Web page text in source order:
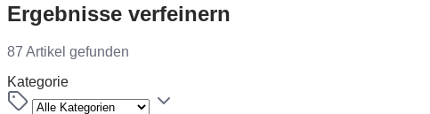
Ergebnisse verfeinern
87 Artikel gefunden
Kategorie